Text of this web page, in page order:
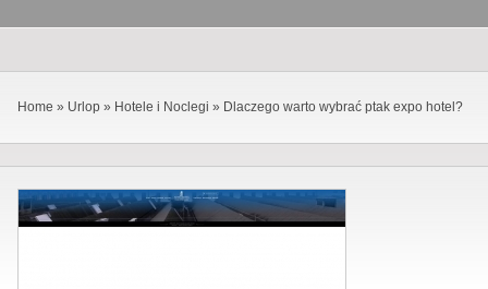
Home » Urlop » Hotele i Noclegi » Dlaczego warto wybrać ptak expo hotel?